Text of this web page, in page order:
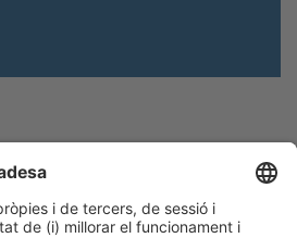
Arquitectura saludable
Construcció sostenible diseño